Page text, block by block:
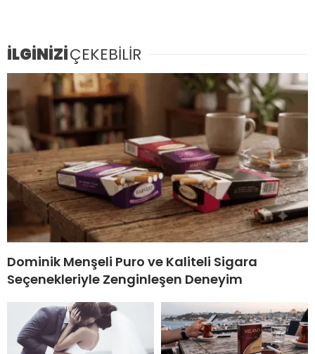
İLGİNİZİÇEKEBİLİR
Dominik Menşeli Puro ve Kaliteli Sigara
Seçenekleriyle Zenginleşen Deneyim